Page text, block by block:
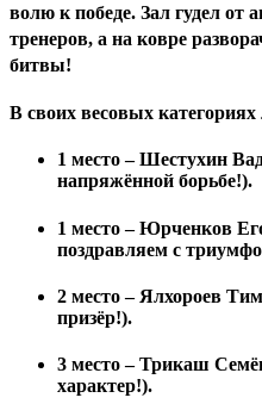
волю к победе. Зал гудел от
тренеров, а на ковре
битвы!
В своих весовых
1 место– Шестухин
напряжённой борьбе!).
1 место– Юрченков
поздравляем с
2 место– Ялхороев
призёр!).
3 место– Трикаш
характер!).